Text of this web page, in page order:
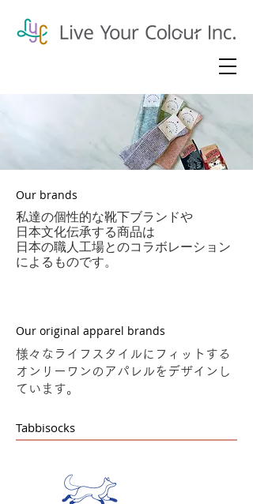
Our brands
私達の個性的な靴下ブランドや
日本文化伝承する商品は
日本の職人工場とのコラボレーション
によるものです。
Our original apparel brands
様々なライフスタイルにフィットする
オンリーワンのアパレルをデザインし
ています。
Tabbisocks